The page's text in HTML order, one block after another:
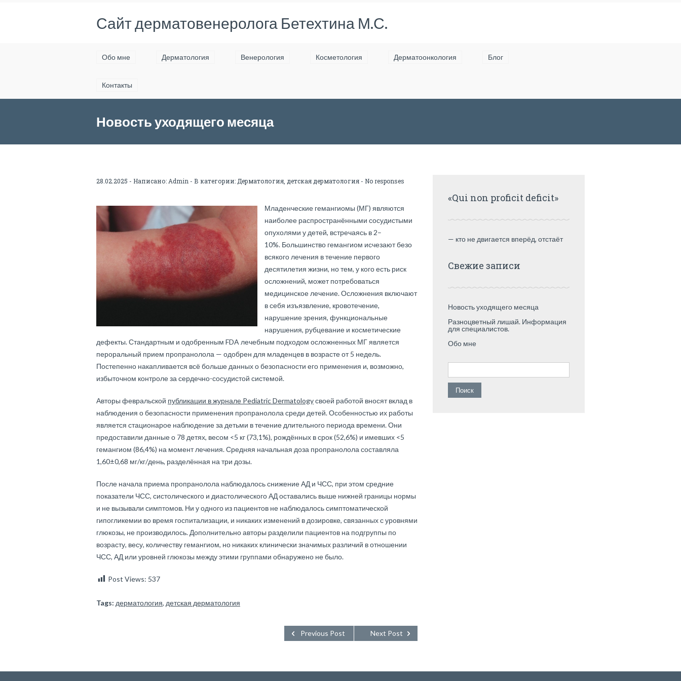
Сайт дерматовенеролога Бетехтина М.С.
Обо мне Дерматология Венерология Косметология Дерматоонкология Блог
Контакты
Новость уходящего месяца
28.02.2025 - Написано: Admin - В категории: Дерматология детская дерматология - No responses
Младенческие гемангиомы (МГ) являются
наиболее распространёнными сосудистыми
опухолями у детей, встречаясь в 2–
10%. Большинство гемангиом исчезают безо
всякого лечения в течение первого
десятилетия жизни, но тем, у кого есть риск
осложнений, может потребоваться
медицинское лечение. Осложнения включают
в себя изъязвление, кровотечение,
нарушение зрения, функциональные
нарушения, рубцевание и косметические
дефекты. Стандартным и одобренным FDA лечебным подходом осложненных МГ является
пероральный прием пропранолола — одобрен для младенцев в возрасте от 5 недель.
Постепенно накапливается всё больше данных о безопасности его применения и, возможно,
избыточном контроле за сердечно-сосудистой системой.
Авторы февральской публикации в журнале Pediatric Dermatologyсвоей работой вносят вклад в
наблюдения о безопасности применения пропранолола среди детей. Особенностью их работы
является стационарое наблюдение за детьми в течение длительного периода времени. Они
предоставили данные о 78 детях, весом <5 кг (73,1%), рождённых в срок (52,6%) и имевших <5
гемангиом (86,4%) на момент лечения. Средняя начальная доза пропранолола составляла
1,60±0,68 мг/кг/день, разделённая на три дозы.
После начала приема пропранолола наблюдалось снижение АД и ЧСС, при этом средние
показатели ЧСС, систолического и диастолического АД оставались выше нижней границы нормы
и не вызывали симптомов. Ни у одного из пациентов не наблюдалось симптоматической
гипогликемии во время госпитализации, и никаких изменений в дозировке, связанных с уровнями
глюкозы, не производилось. Дополнительно авторы разделили пациентов на подгруппы по
возрасту, весу, количеству гемангиом, но никаких клинически значимых различий в отношении
ЧСС, АД или уровней глюкозы между этими группами обнаружено не было.
Post Views: 537
Tags: дерматология, детская дерматология
Next Post
Previous Post
«Qui non proficit deficit»
— кто не двигается вперёд, отстаёт
Свежие записи
Новость уходящего месяца
Разноцветный лишай. Информация
для специалистов.
Обо мне
Найти: